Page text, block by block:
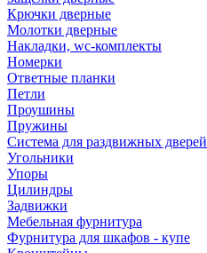
Крючки дверные
Молотки дверные
Накладки, wc-комплекты
Номерки
Ответные планки
Петли
Проушины
Пружины
Система для раздвижных дверей
Угольники
Упоры
Цилиндры
Задвижки
Мебельная фурнитура
Фурнитура для шкафов - купе